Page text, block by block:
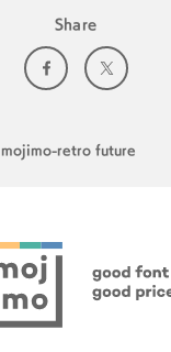
Share
mojimo-retro future